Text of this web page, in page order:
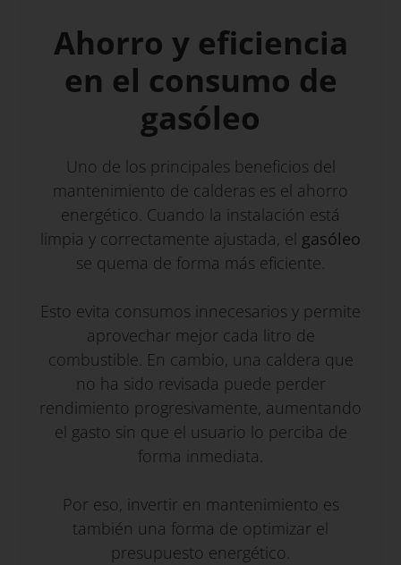
Ahorro y eficiencia
en el consumo de
gasóleo
Uno de los principales beneficios del
mantenimiento de calderas es el ahorro
energético. Cuando la instalación está
limpia y correctamente ajustada, el gasóleo
se quema de forma más eficiente.
Esto evita consumos innecesarios y permite
aprovechar mejor cada litro de
combustible. En cambio, una caldera que
no ha sido revisada puede perder
rendimiento progresivamente, aumentando
el gasto sin que el usuario lo perciba de
forma inmediata.
Por eso, invertir en mantenimiento es
también una forma de optimizar el
presupuesto energético.